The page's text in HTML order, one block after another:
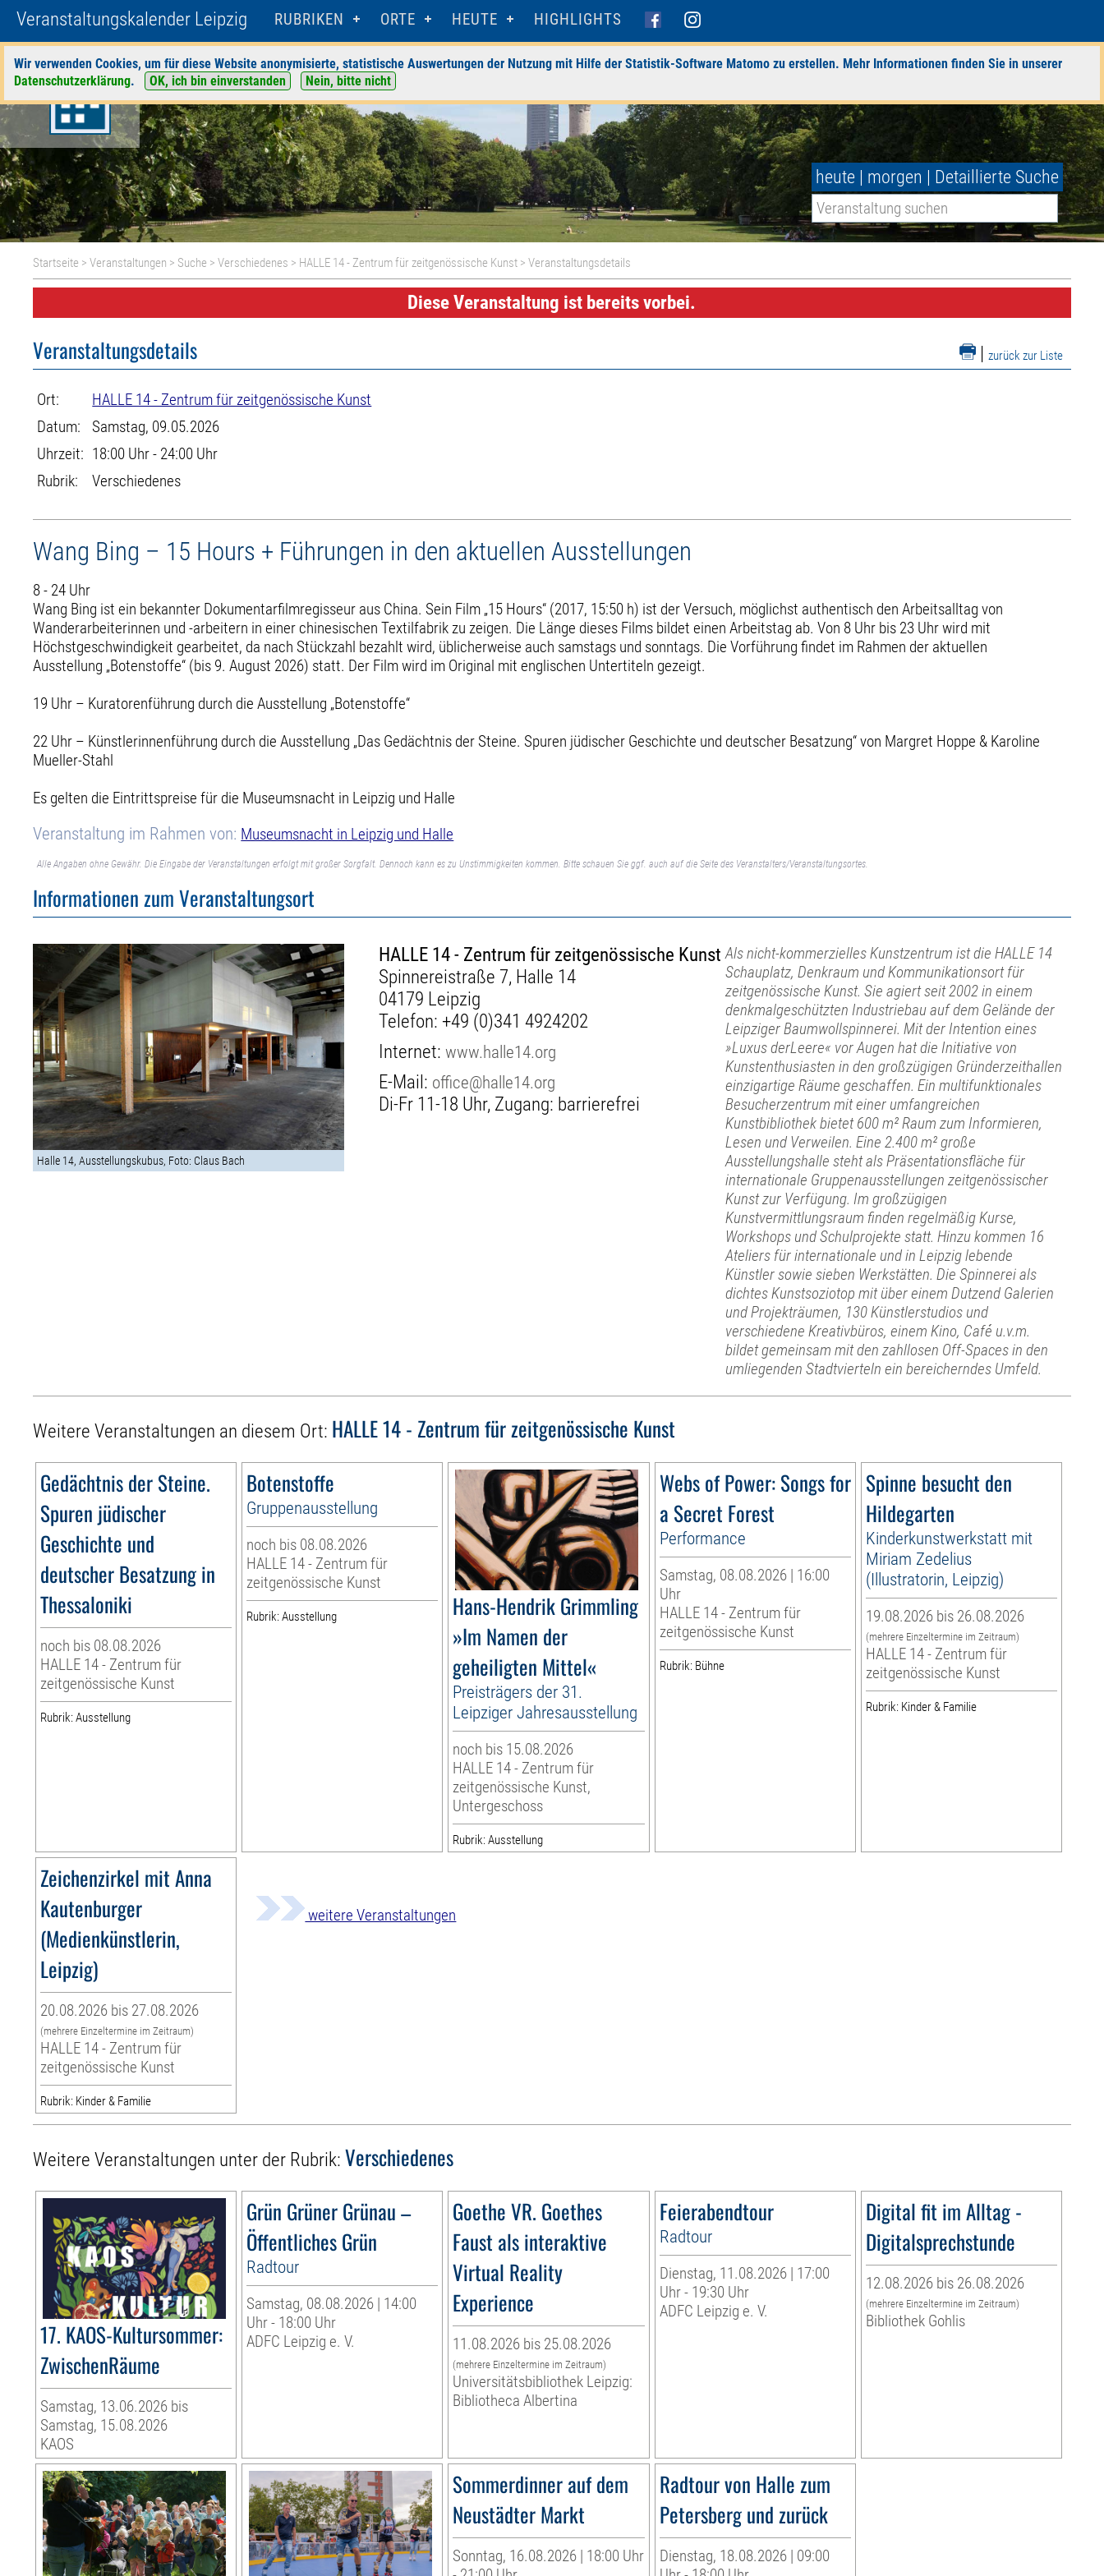
Veranstaltungskalender Leipzig RUBRIKEN ORTE HEUTE HIGHLIGHTS
Wir verwenden Cookies, um für diese Website anonymisierte, statistische Auswertungen der Nutzung mit Hilfe der Statistik-Software Matomo zu erstellen. Mehr Informationen finden Sie in unserer
Datenschutzerklärung. OK, ich bin einverstanden Nein, bitte nicht
heute | morgen | Detaillierte Suche
Startseite >Veranstaltungen > Suche >Verschiedenes > HALLE 14 - Zentrum für zeitgenössische Kunst > Veranstaltungsdetails
Diese Veranstaltung ist bereits vorbei.
| zurück zur Liste
Veranstaltungsdetails
Ort:
HALLE 14 - Zentrum für zeitgenössische Kunst
Datum:
Samstag, 09.05.2026
Uhrzeit: 18:00 Uhr - 24:00 Uhr
Rubrik:
Verschiedenes
Wang Bing – 15 Hours + Führungen in den aktuellen Ausstellungen
8 - 24 Uhr
Wang Bing ist ein bekannter Dokumentarfilmregisseur aus China. Sein Film „15 Hours“ (2017, 15:50 h) ist der Versuch, möglichst authentisch den Arbeitsalltag von
Wanderarbeiterinnen und -arbeitern in einer chinesischen Textilfabrik zu zeigen. Die Länge dieses Films bildet einen Arbeitstag ab. Von 8 Uhr bis 23 Uhr wird mit
Höchstgeschwindigkeit gearbeitet, da nach Stückzahl bezahlt wird, üblicherweise auch samstags und sonntags. Die Vorführung findet im Rahmen der aktuellen
Ausstellung „Botenstoffe“ (bis 9. August 2026) statt. Der Film wird im Original mit englischen Untertiteln gezeigt.
19 Uhr – Kuratorenführung durch die Ausstellung „Botenstoffe“
22 Uhr – Künstlerinnenführung durch die Ausstellung „Das Gedächtnis der Steine. Spuren jüdischer Geschichte und deutscher Besatzung“ von Margret Hoppe & Karoline
Mueller-Stahl
Es gelten die Eintrittspreise für die Museumsnacht in Leipzig und Halle
Veranstaltung im Rahmen von: Museumsnacht in Leipzig und Halle
Alle Angaben ohne Gewähr. Die Eingabe der Veranstaltungen erfolgt mit großer Sorgfalt. Dennoch kann es zu Unstimmigkeiten kommen. Bitte schauen Sie ggf. auch auf die Seite des Veranstalters/Veranstaltungsortes.
Informationen zum Veranstaltungsort
Halle 14, Ausstellungskubus, Foto: Claus Bach
HALLE 14 - Zentrum für zeitgenössische Kunst
Spinnereistraße 7, Halle 14
04179 Leipzig
Telefon: +49 (0)341 4924202
Internet:www.halle14.org
E-Mail: office@halle14.org
Di-Fr 11-18 Uhr, Zugang: barrierefrei
Als nicht-kommerzielles Kunstzentrum ist die HALLE 14
Schauplatz, Denkraum und Kommunikationsort für
zeitgenössische Kunst. Sie agiert seit 2002 in einem
denkmalgeschützten Industriebau auf dem Gelände der
Leipziger Baumwollspinnerei. Mit der Intention eines
»Luxus derLeere« vor Augen hat die Initiative von
Kunstenthusiasten in den großzügigen Gründerzeithallen
einzigartige Räume geschaffen. Ein multifunktionales
Besucherzentrum mit einer umfangreichen
Kunstbibliothek bietet 600 m² Raum zum Informieren,
Lesen und Verweilen. Eine 2.400 m² große
Ausstellungshalle steht als Präsentationsfläche für
internationale Gruppenausstellungen zeitgenössischer
Kunst zur Verfügung. Im großzügigen
Kunstvermittlungsraum finden regelmäßig Kurse,
Workshops und Schulprojekte statt. Hinzu kommen 16
Ateliers für internationale und in Leipzig lebende
Künstler sowie sieben Werkstätten. Die Spinnerei als
dichtes Kunstsoziotop mit über einem Dutzend Galerien
und Projekträumen, 130 Künstlerstudios und
verschiedene Kreativbüros, einem Kino, Café u.v.m.
bildet gemeinsam mit den zahllosen Off-Spaces in den
umliegenden Stadtvierteln ein bereicherndes Umfeld.
Weitere Veranstaltungen an diesem Ort: HALLE 14 - Zentrum für zeitgenössische Kunst
Gedächtnis der Steine.
Spuren jüdischer
Geschichte und
deutscher Besatzung in
Thessaloniki
noch bis 08.08.2026
HALLE 14 - Zentrum für
zeitgenössische Kunst
Rubrik: Ausstellung
Botenstoffe
Gruppenausstellung
noch bis 08.08.2026
HALLE 14 - Zentrum für
zeitgenössische Kunst
Rubrik: Ausstellung
Hans-Hendrik Grimmling
»Im Namen der
geheiligten Mittel«
Preisträgers der 31.
Leipziger Jahresausstellung
noch bis 15.08.2026
HALLE 14 - Zentrum für
zeitgenössische Kunst,
Untergeschoss
Rubrik: Ausstellung
Webs of Power: Songs for
a Secret Forest
Performance
Samstag, 08.08.2026 | 16:00
Uhr
HALLE 14 - Zentrum für
zeitgenössische Kunst
Rubrik: Bühne
Spinne besucht den
Hildegarten
Kinderkunstwerkstatt mit
Miriam Zedelius
(Illustratorin, Leipzig)
19.08.2026 bis 26.08.2026
(mehrere Einzeltermine im Zeitraum)
HALLE 14 - Zentrum für
zeitgenössische Kunst
Rubrik: Kinder & Familie
Zeichenzirkel mit Anna
Kautenburger
(Medienkünstlerin,
Leipzig)
20.08.2026 bis 27.08.2026
(mehrere Einzeltermine im Zeitraum)
HALLE 14 - Zentrum für
zeitgenössische Kunst
Rubrik: Kinder & Familie
weitere Veranstaltungen
Weitere Veranstaltungen unter der Rubrik: Verschiedenes
17. KAOS-Kultursommer:
ZwischenRäume
Samstag, 13.06.2026 bis
Samstag, 15.08.2026
KAOS
Grün Grüner Grünau –
Öffentliches Grün
Radtour
Samstag, 08.08.2026 | 14:00
Uhr - 18:00 Uhr
ADFC Leipzig e. V.
Goethe VR. Goethes
Faust als interaktive
Virtual Reality
Experience
11.08.2026 bis 25.08.2026
(mehrere Einzeltermine im Zeitraum)
Universitätsbibliothek Leipzig:
Bibliotheca Albertina
Feierabendtour
Radtour
Dienstag, 11.08.2026 | 17:00
Uhr - 19:30 Uhr
ADFC Leipzig e. V.
Digital fit im Alltag -
Digitalsprechstunde
12.08.2026 bis 26.08.2026
(mehrere Einzeltermine im Zeitraum)
Bibliothek Gohlis
Sommerdinner auf dem
Neustädter Markt
Sonntag, 16.08.2026 | 18:00 Uhr
Radtour von Halle zum
Petersberg und zurück
Dienstag, 18.08.2026 | 09:00